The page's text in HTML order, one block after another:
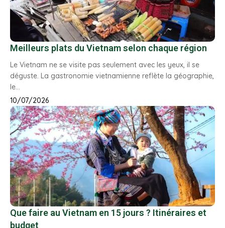
Meilleurs plats du Vietnam selon chaque région
Le Vietnam ne se visite pas seulement avec les yeux, il se
déguste. La gastronomie vietnamienne reflète la géographie,
le…
10/07/2026
Que faire au Vietnam en 15 jours ? Itinéraires et
budget